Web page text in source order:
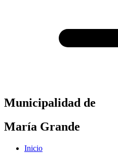
Municipalidad de
María Grande
Inicio